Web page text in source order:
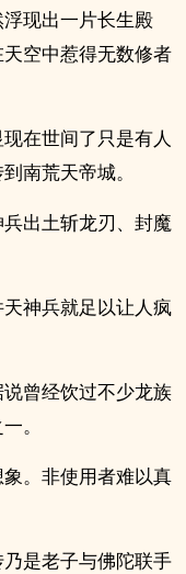
现出一片长生殿
空中惹得无数修者
在世间了只是有人
南荒天帝城。
出土斩龙刃、封魔
神兵就足以让人疯
曾经饮过不少龙族
。
。非使用者难以真
是老子与佛陀联手